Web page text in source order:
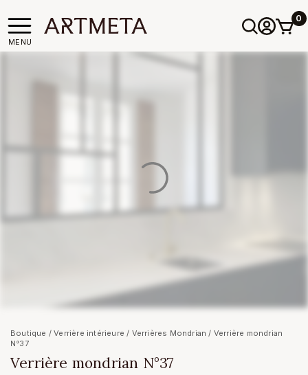
MENU
0
Boutique /Verrière intérieure / Verrières Mondrian / Verrière mondrian
N°37
Verrière mondrian N°37